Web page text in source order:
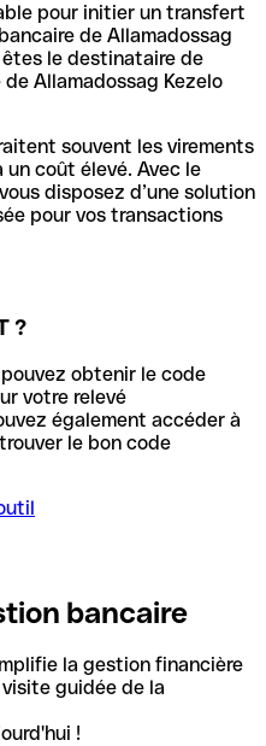
pour initier un transfert
de Allamadossag
êtes le destinataire de
Allamadossag Kezelo
souvent les virements
coût élevé. Avec le
disposez d’une solution
pour vos transactions
?
obtenir le code
votre relevé
également accéder à
le bon code
bancaire
la gestion financière
guidée de la
!